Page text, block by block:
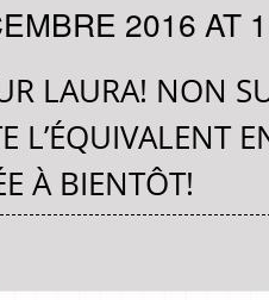
2016 AT
LAURA! NON
L’ÉQUIVALENT
À BIENTÔT!